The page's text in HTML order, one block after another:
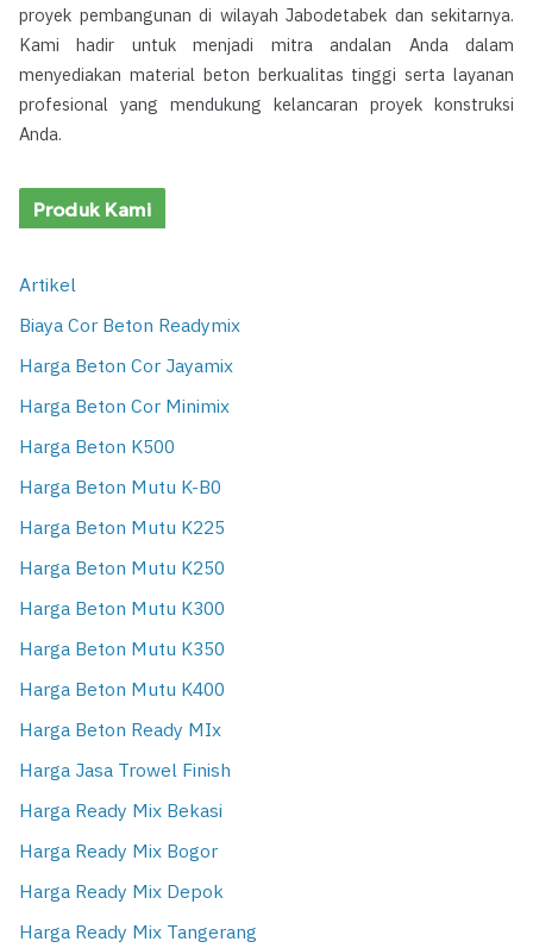
proyek pembangunan di wilayah Jabodetabek dan sekitarnya.
Kami hadir untuk menjadi mitra andalan Anda dalam
menyediakan material beton berkualitas tinggi serta layanan
profesional yang mendukung kelancaran proyek konstruksi
Anda.
Produk Kami
Artikel
Biaya Cor Beton Readymix
Harga Beton Cor Jayamix
Harga Beton Cor Minimix
Harga Beton K500
Harga Beton Mutu K-B0
Harga Beton Mutu K225
Harga Beton Mutu K250
Harga Beton Mutu K300
Harga Beton Mutu K350
Harga Beton Mutu K400
Harga Beton Ready MIx
Harga Jasa Trowel Finish
Harga Ready Mix Bekasi
Harga Ready Mix Bogor
Harga Ready Mix Depok
Harga Ready Mix Tangerang